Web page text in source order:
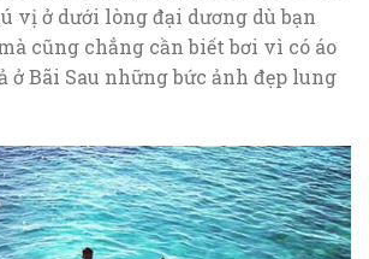
vị ở dưới lòng đại dương dù bạn
cũng chẳng cần biết bơi vì có áo
ở Bãi Sau những bức ảnh đẹp lung